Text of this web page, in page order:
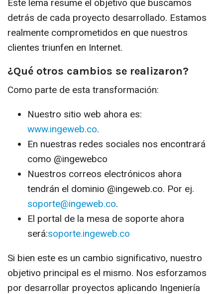
Este lema resume el objetivo que buscamos
detrás de cada proyecto desarrollado. Estamos
realmente comprometidos en que nuestros
clientes triunfen en Internet.
¿Qué otros cambios se realizaron?
Como parte de esta transformación:
Nuestro sitio web ahora es:
www.ingeweb.co.
En nuestras redes sociales nos encontrará
como @ingewebco
Nuestros correos electrónicos ahora
tendrán el dominio @ingeweb.co. Por ej.
.
El portal de la mesa de soporte ahora
será:soporte.ingeweb.co
Si bien este es un cambio significativo, nuestro
objetivo principal es el mismo. Nos esforzamos
por desarrollar proyectos aplicando Ingeniería